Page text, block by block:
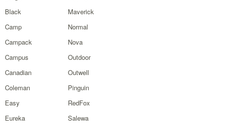
Black
Camp
Campack
Campus
Canadian
Coleman
Easy
Eureka
Maverick
Normal
Nova
Outdoor
Outwell
Pinguin
RedFox
Salewa